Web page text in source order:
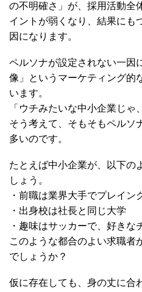
の不明確さ」が、採用活動全
イントが弱くなり、結果にも
因になります。
ペルソナが設定されない一因
像」というマーケティング的
います。
「ウチみたいな中小企業じゃ
そう考えて、そもそもペルソ
多いのです。
たとえば中小企業が、以下の
しょう。
・前職は業界大手でプレイン
・出身校は社長と同じ大学
・趣味はサッカーで、好きな
このような都合のよい求職者
でしょうか？
仮に存在しても、身の丈に合